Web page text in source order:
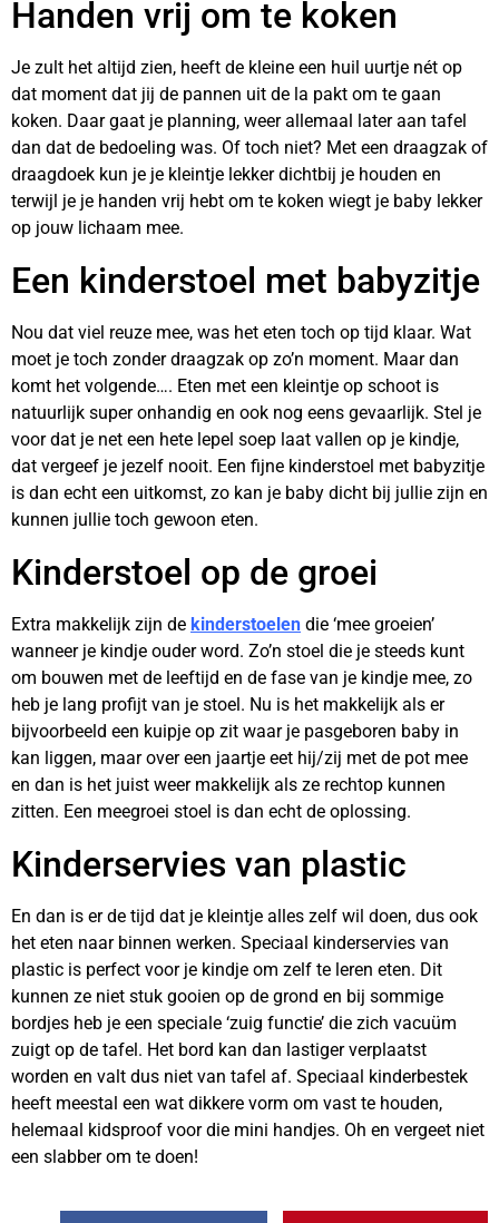
Handen vrij om te koken
Je zult het altijd zien, heeft de kleine een huil uurtje nét op
dat moment dat jij de pannen uit de la pakt om te gaan
koken. Daar gaat je planning, weer allemaal later aan tafel
dan dat de bedoeling was. Of toch niet? Met een draagzak of
draagdoek kun je je kleintje lekker dichtbij je houden en
terwijl je je handen vrij hebt om te koken wiegt je baby lekker
op jouw lichaam mee.
Een kinderstoel met babyzitje
Nou dat viel reuze mee, was het eten toch op tijd klaar. Wat
moet je toch zonder draagzak op zo’n moment. Maar dan
komt het volgende…. Eten met een kleintje op schoot is
natuurlijk super onhandig en ook nog eens gevaarlijk. Stel je
voor dat je net een hete lepel soep laat vallen op je kindje,
dat vergeef je jezelf nooit. Een fijne kinderstoel met babyzitje
is dan echt een uitkomst, zo kan je baby dicht bij jullie zijn en
kunnen jullie toch gewoon eten.
Kinderstoel op de groei
Extra makkelijk zijn de kinderstoelen die ‘mee groeien’
wanneer je kindje ouder word. Zo’n stoel die je steeds kunt
om bouwen met de leeftijd en de fase van je kindje mee, zo
heb je lang profijt van je stoel. Nu is het makkelijk als er
bijvoorbeeld een kuipje op zit waar je pasgeboren baby in
kan liggen, maar over een jaartje eet hij/zij met de pot mee
en dan is het juist weer makkelijk als ze rechtop kunnen
zitten. Een meegroei stoel is dan echt de oplossing.
Kinderservies van plastic
En dan is er de tijd dat je kleintje alles zelf wil doen, dus ook
het eten naar binnen werken. Speciaal kinderservies van
plastic is perfect voor je kindje om zelf te leren eten. Dit
kunnen ze niet stuk gooien op de grond en bij sommige
bordjes heb je een speciale ‘zuig functie’ die zich vacuüm
zuigt op de tafel. Het bord kan dan lastiger verplaatst
worden en valt dus niet van tafel af. Speciaal kinderbestek
heeft meestal een wat dikkere vorm om vast te houden,
helemaal kidsproof voor die mini handjes. Oh en vergeet niet
een slabber om te doen!